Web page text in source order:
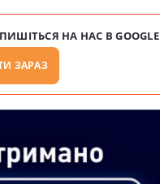
НА НАС В GOOGLE
ЗАРАЗ